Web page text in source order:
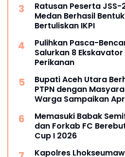
Ratusan Peserta JSS-
Medan Berhasil
Bertuliskan IKPI
Pulihkan Pasca-
Salurkan 8
Perikanan
Bupati Aceh Utara
PTPN dengan
Warga Sampaikan
Memasuki Babak
dan Forkab FC
Cup I 2026
Kapolres